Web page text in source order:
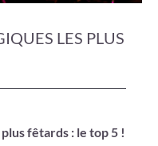
LES PLUS
plus fêtards : le top 5 !